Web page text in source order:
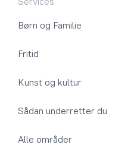
Børn og Familie
Fritid
Kunst og kultur
Sådan underretter du
Alle områder